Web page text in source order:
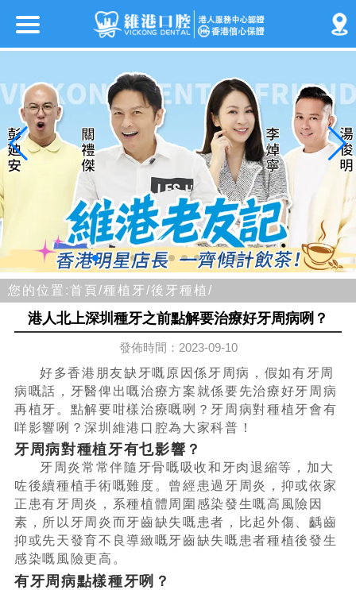
您的位置:首頁/種植牙/後牙種植/
港人北上深圳種牙之前點解要治療好牙周病咧？
發佈時間：2023-09-10
好多香港朋友缺牙嘅原因係牙周病，假如有牙周
病嘅話，牙醫俾出嘅治療方案就係要先治療好牙周病
再植牙。點解要咁樣治療嘅咧？牙周病對種植牙會有
咩影響咧？深圳維港口腔為大家科普！
牙周病對種植牙有乜影響？
牙周炎常常伴隨牙骨嘅吸收和牙肉退縮等，加大
咗後續種植手術嘅難度。曾經患過牙周炎，抑或依家
正患有牙周炎，系種植體周圍感染發生嘅高風險因
素，所以牙周炎而牙齒缺失嘅患者，比起外傷、齲齒
抑或先天發育不良導緻嘅牙齒缺失嘅患者種植後發生
感染嘅風險更高。
有牙周病點樣種牙咧？